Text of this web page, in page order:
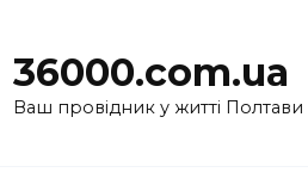
36000.com.ua
Ваш провідник у житті Полтави